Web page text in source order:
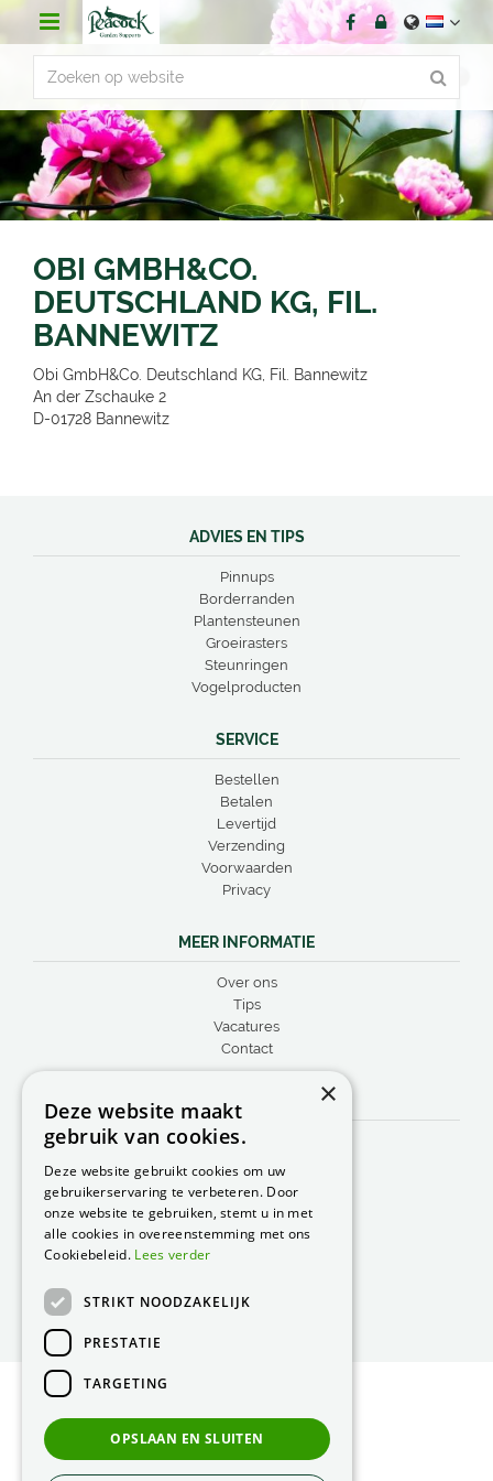
r
n
t
OBI GMBH&CO.
DEUTSCHLAND KG, FIL.
BANNEWITZ
Obi GmbH&Co. Deutschland KG, Fil. Bannewitz
An der Zschauke 2
D-01728 Bannewitz
ADVIES EN TIPS
Pinnups
Borderranden
Plantensteunen
Groeirasters
Steunringen
Vogelproducten
SERVICE
Bestellen
Betalen
Levertijd
Verzending
Voorwaarden
Privacy
MEER INFORMATIE
Over ons
Tips
Vacatures
Contact
CONTACT
Peacock Garden Supports
Industrieweg 22
5688 DP Oirschot
Nederland
T.0499 57 40 80
Privacy Statement
Green Solutions
×
Deze website maakt
gebruik van cookies.
Deze website gebruikt cookies om uw
gebruikerservaring te verbeteren. Door
onze website te gebruiken, stemt u in met
alle cookies in overeenstemming met ons
Cookiebeleid. Lees verder
STRIKT NOODZAKELIJK
PRESTATIE
TARGETING
OPSLAAN EN SLUITEN